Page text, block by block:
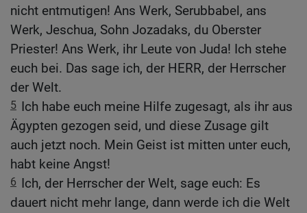
nicht entmutigen! Ans Werk, Serubbabel, ans
Werk, Jeschua, Sohn Jozadaks, du Oberster
Priester! Ans Werk, ihr Leute von Juda! Ich stehe
euch bei. Das sage ich, der HERR, der Herrscher
der Welt.
5 Ich habe euch meine Hilfe zugesagt, als ihr aus
Ägypten gezogen seid, und diese Zusage gilt
auch jetzt noch. Mein Geist ist mitten unter euch,
habt keine Angst!
6 Ich, der Herrscher der Welt, sage euch: Es
dauert nicht mehr lange, dann werde ich die Welt